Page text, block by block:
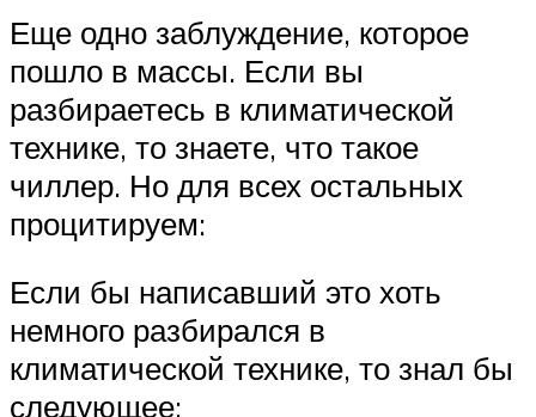
Еще одно заблуждение, которое
пошло в массы. Если вы
разбираетесь в климатической
технике, то знаете, что такое
чиллер. Но для всех остальных
процитируем:
Если бы написавший это хоть
немного разбирался в
климатической технике, то знал бы
следующее: